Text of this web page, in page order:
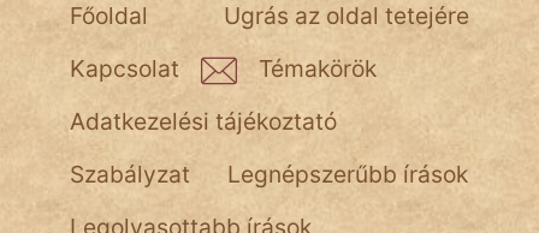
vörös ördög
nagyöreg
NapHold
Név nélkül
Ugrás az oldal tetejére
Főoldal
Kapcsolat
Témakörök
Adatkezelési tájékoztató
Szabályzat
Legnépszerűbb írások
Legolvasottabb írások